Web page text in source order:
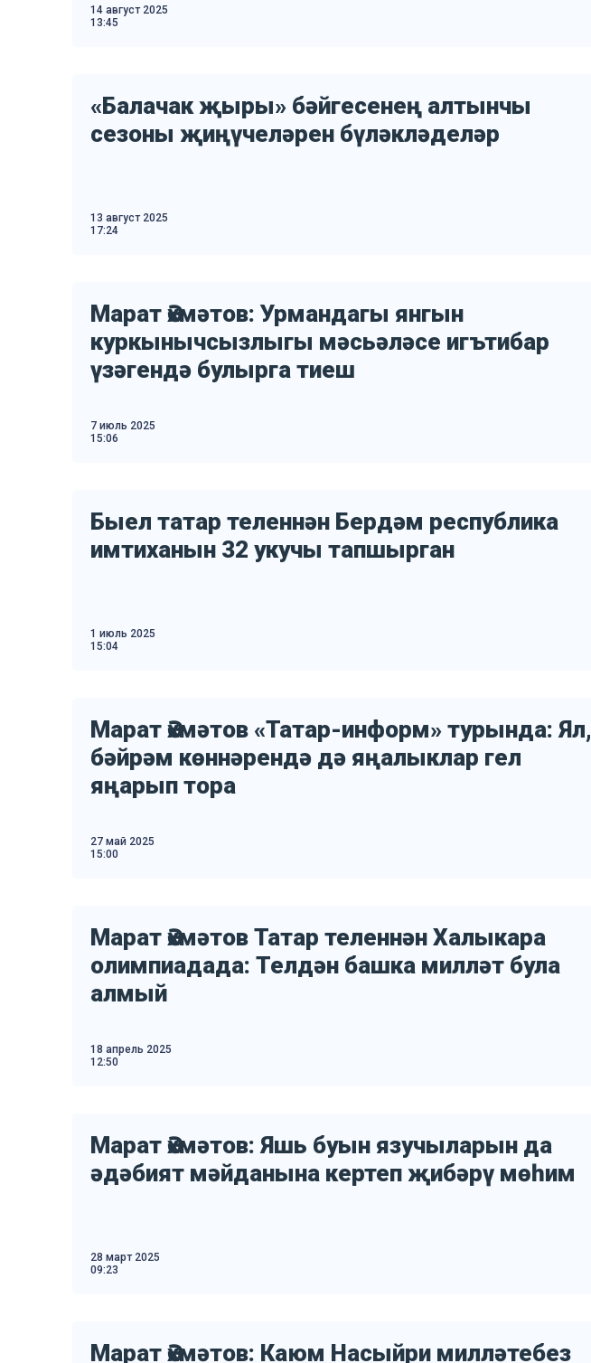
14 август 2025
13:45
«Балачак җыры» бәйгесенең алтынчы
сезоны җиңүчеләрен бүләкләделәр
13 август 2025
17:24
Марат Әхмәтов: Урмандагы янгын
куркынычсызлыгы мәсьәләсе игътибар
үзәгендә булырга тиеш
7 июль 2025
15:06
Быел татар теленнән Бердәм республика
имтиханын 32 укучы тапшырган
1 июль 2025
15:04
Марат Әхмәтов «Татар-информ» турында: Ял,
бәйрәм көннәрендә дә яңалыклар гел
яңарып тора
27 май 2025
15:00
Марат Әхмәтов Татар теленнән Халыкара
олимпиадада: Телдән башка милләт була
алмый
18 апрель 2025
12:50
Марат Әхмәтов: Яшь буын язучыларын да
әдәбият мәйданына кертеп җибәрү мөһим
28 март 2025
09:23
Марат Әхмәтов: Каюм Насыйри милләтебез